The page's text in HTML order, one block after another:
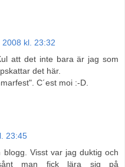
2008 kl. 23:32
att det inte bara är jag som
det här.
C´est moi :-D.
23:45
Visst var jag duktig och
man fick lära sig på